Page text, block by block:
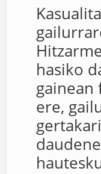
hasiko
gainean
ere,